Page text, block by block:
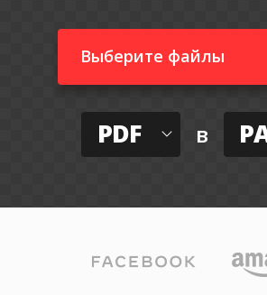
Выберите файлы
PDF в